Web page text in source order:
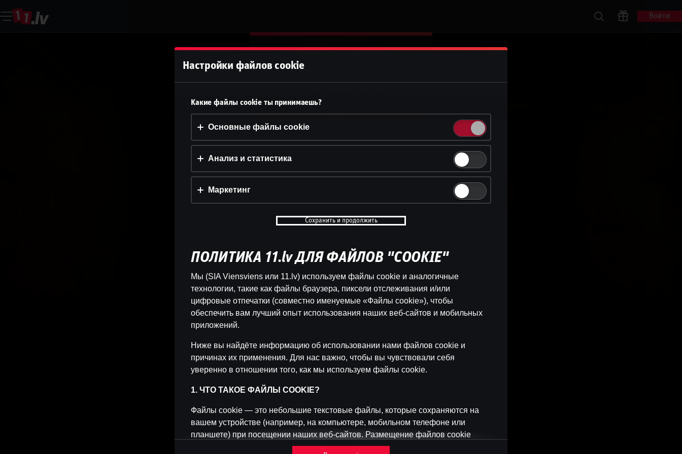
Войти
Эта игра недоступна как демо-версия.
Пожалуйста, авторизуйся, чтобы играть в
эту игру на реальные деньги.
Принять файлы cookie?
На этом веб-сайте используются 3
Принять всё
Настройки и информация
Настройки файлов cookie
Какие файлы cookie ты принимаешь?
Основные файлы cookie
Анализ и статистика
Маркетинг
Сохранить и продолжить
ПОЛИТИКА 11.lv ДЛЯ ФАЙЛОВ "COOKIE"
Мы (SIA Viensviens или 11.lv) используем файлы cookie и аналогичные
технологии, такие как файлы браузера, пиксели отслеживания и/или
цифровые отпечатки (совместно именуемые «Файлы cookie»), чтобы
обеспечить вам лучший опыт использования наших веб-сайтов и мобильных
приложений.
Ниже вы найдёте информацию об использовании нами файлов cookie и
причинах их применения. Для нас важно, чтобы вы чувствовали себя
уверенно в отношении того, как мы используем файлы cookie.
1. ЧТО ТАКОЕ ФАЙЛЫ COOKIE?
Файлы cookie — это небольшие текстовые файлы, которые сохраняются на
вашем устройстве (например, на компьютере, мобильном телефоне или
планшете) при посещении наших веб-сайтов. Размещение файлов cookie
позволяет нам распознавать вас и отслеживать, как вы используете наши веб-